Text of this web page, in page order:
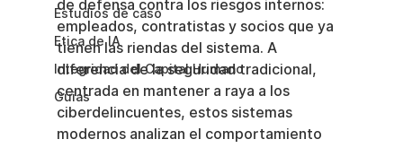
Estudios de caso
Etica de IA
Integridad del Capital Humano
Guias
de defensa contra los riesgos internos:
empleados, contratistas y socios que ya
tienen las riendas del sistema. A
diferencia de la seguridad tradicional,
centrada en mantener a raya a los
ciberdelincuentes, estos sistemas
modernos analizan el comportamiento